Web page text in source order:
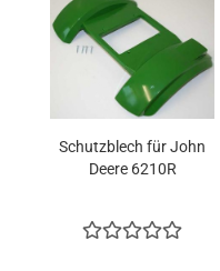
Schutzblech für John
Deere 6210R